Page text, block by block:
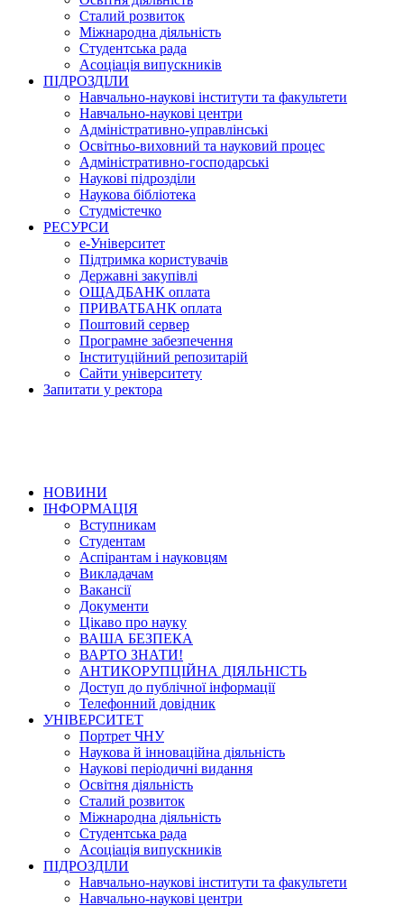
Сталий розвиток
Міжнародна діяльність
Студентська рада
Асоціація випускників
ПІДРОЗДІЛИ
Навчально-наукові інститути та факультети
Навчально-наукові центри
Адміністративно-управлінські
Освітньо-виховний та науковий процес
Адміністративно-господарські
Наукові підрозділи
Наукова бібліотека
Студмістечко
РЕСУРСИ
е-Університет
Підтримка користувачів
Державні закупівлі
ОЩАДБАНК оплата
ПРИВАТБАНК оплата
Поштовий сервер
Програмне забезпечення
Інституційний репозитарій
Сайти університету
Запитати у ректора
НОВИНИ
ІНФОРМАЦІЯ
Вступникам
Студентам
Аспірантам і науковцям
Викладачам
Вакансії
Документи
Цікаво про науку
ВАША БЕЗПЕКА
ВАРТО ЗНАТИ!
АНТИКОРУПЦІЙНА ДІЯЛЬНІСТЬ
Доступ до публічної інформації
Телефонний довідник
УНІВЕРСИТЕТ
Портрет ЧНУ
Наукова й інноваційна діяльність
Наукові періодичні видання
Освітня діяльність
Сталий розвиток
Міжнародна діяльність
Студентська рада
Асоціація випускників
ПІДРОЗДІЛИ
Навчально-наукові інститути та факультети
Навчально-наукові центри